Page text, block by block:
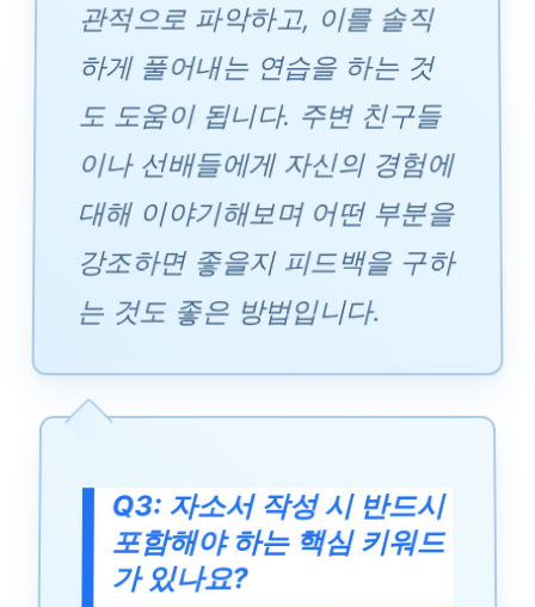
관적으로 파악하고, 이를 솔직
하게 풀어내는 연습을 하는 것
도 도움이 됩니다. 주변 친구들
이나 선배들에게 자신의 경험에
대해 이야기해보며 어떤 부분을
강조하면 좋을지 피드백을 구하
는 것도 좋은 방법입니다.
Q3: 자소서 작성 시 반드시
포함해야 하는 핵심 키워드
가 있나요?